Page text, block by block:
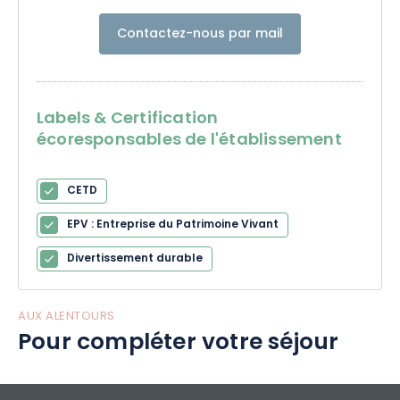
Contactez-nous par mail
Labels & Certification
écoresponsables de l'établissement
CETD
EPV : Entreprise du Patrimoine Vivant
Divertissement durable
AUX ALENTOURS
Pour compléter votre séjour